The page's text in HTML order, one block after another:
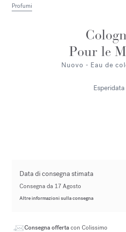
Profumi
Pour le
Nuovo - Eau de
Esperidata
Data di consegna stimata
Consegna da 17 Agosto
Altre informazioni sulla consegna
Consegna offertacon Colissimo